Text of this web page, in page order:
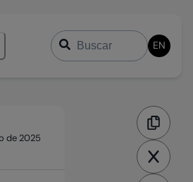
Buscar
EN
de 2025